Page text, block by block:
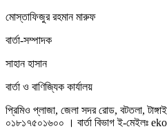
মোস্তাফিজুর রহমান মারুফ
বার্তা-সম্পাদক
সাহান হাসান
বার্তা ও বাণিজ্যিক কার্যালয়
প্রিমিও প্লাজা, জেলা সদর রোড, বটতলা,
০১৮১৭৫০১৬০০ । বার্তা বিভাগ ই-মেইলঃ